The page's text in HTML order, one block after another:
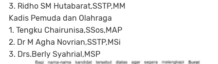
3. Ridho SM Hutabarat,SSTP,MM
Kadis Pemuda dan Olahraga
1. Tengku Chairunisa,SSos,MAP
2. Dr M Agha Novrian,SSTP,MSi
3. Drs.Berly Syahrial,MSP